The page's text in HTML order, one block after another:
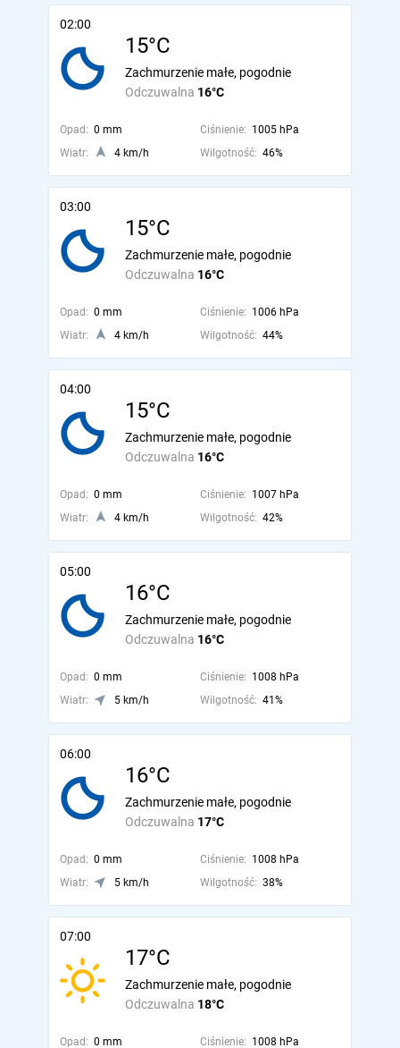
02:00
15°C
Odczuwalna 16°C
Zachmurzenie małe, pogodnie
Opad: 0 mm Ciśnienie: 1005 hPa
Wiatr:
4 km/h Wilgotność: 46%
03:00
15°C
Odczuwalna 16°C
Zachmurzenie małe, pogodnie
Opad: 0 mm Ciśnienie: 1006 hPa
Wiatr:
4 km/h Wilgotność: 44%
04:00
15°C
Odczuwalna 16°C
Zachmurzenie małe, pogodnie
Opad: 0 mm Ciśnienie: 1007 hPa
Wiatr:
4 km/h Wilgotność: 42%
05:00
16°C
Odczuwalna 16°C
Zachmurzenie małe, pogodnie
Opad: 0 mm Ciśnienie: 1008 hPa
Wiatr:
5 km/h Wilgotność: 41%
06:00
16°C
Odczuwalna 17°C
Zachmurzenie małe, pogodnie
Opad: 0 mm Ciśnienie: 1008 hPa
Wiatr:
5 km/h Wilgotność: 38%
07:00
17°C
Odczuwalna 18°C
Zachmurzenie małe, pogodnie
Opad: 0 mm Ciśnienie: 1008 hPa